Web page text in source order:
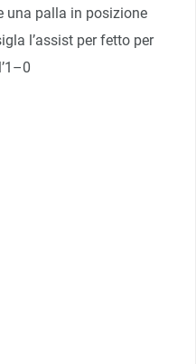
una palla in posizione
l’assist per fetto per